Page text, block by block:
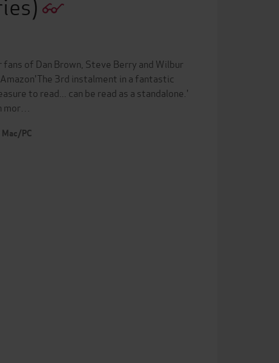
of Dan Brown, Steve Berry and Wilbur
3rd instalment in a fantastic
to read... can be read as a standalone.'
PC